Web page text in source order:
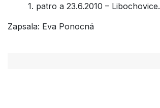
1. patro a 23.6.2010 – Libochovice.
Zapsala: Eva Ponocná